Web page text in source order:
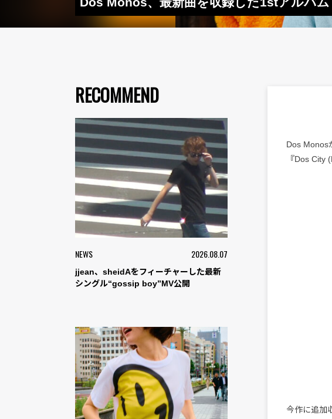
RECOMMEND
NEWS 2026.08.07
jjean、sheidAをフィーチャーした最新
シングル“gossip boy”MV公開
Dos Monos
『Dos City
今作に追加